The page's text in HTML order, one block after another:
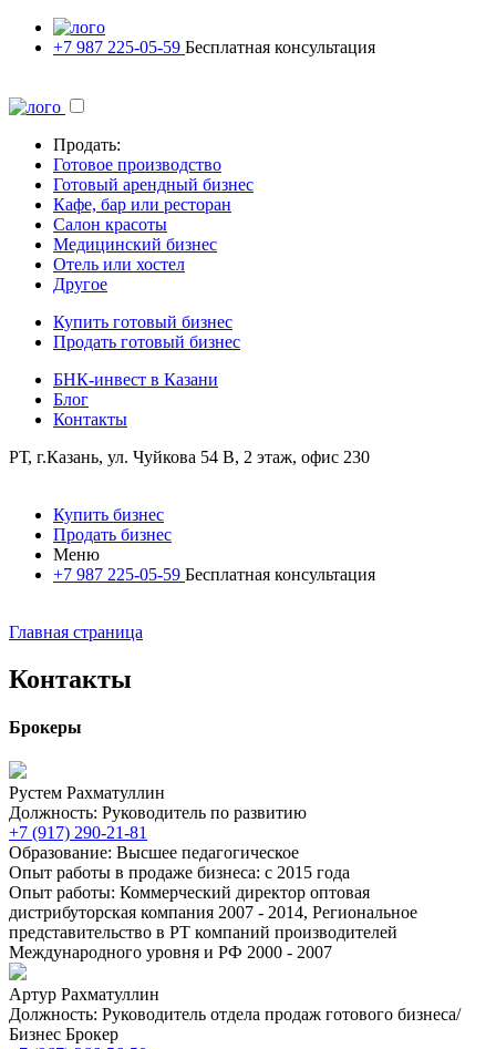
+7 987 225-05-59 Бесплатная консультация
Продать:
Готовое производство
Готовый арендный бизнес
Кафе, бар или ресторан
Салон красоты
Медицинский бизнес
Отель или хостел
Другое
Купить готовый бизнес
Продать готовый бизнес
БНК-инвест в Казани
Блог
Контакты
РТ, г.Казань, ул. Чуйкова 54 В, 2 этаж, офис 230
Купить бизнес
Продать бизнес
Меню
+7 987 225-05-59 Бесплатная консультация
Главная страница
Контакты
Брокеры
Рустем Рахматуллин
Должность: Руководитель по развитию
+7 (917) 290-21-81
Образование: Высшее педагогическое
Опыт работы в продаже бизнеса: с 2015 года
Опыт работы: Коммерческий директор оптовая
дистрибуторская компания 2007 - 2014, Региональное
представительство в РТ компаний производителей
Международного уровня и РФ 2000 - 2007
Артур Рахматуллин
Должность: Руководитель отдела продаж готового бизнеса/
Бизнес Брокер